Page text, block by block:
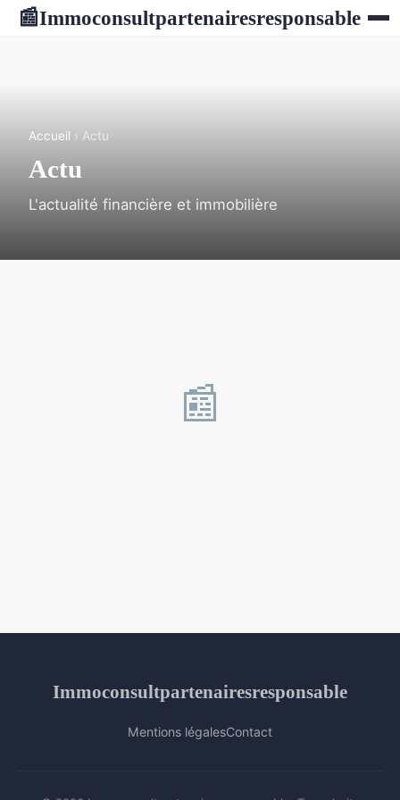
📰Immoconsultpartenairesresponsable
Accueil › Actu
Actu
L'actualité financière et immobilière
📰
Immoconsultpartenairesresponsable
Mentions légalesContact